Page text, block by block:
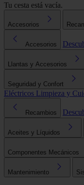
Tu cesta está vacía.
Accesorios
Accesorios
Llantas y Accesorios
Seguridad y Confort
Eléctricos Limpieza y
Recambios
Aceites y Líquidos
Componentes Mecánicos
Mantenimiento